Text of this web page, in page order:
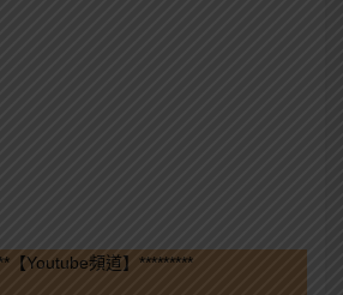
【Youtube頻道】*********